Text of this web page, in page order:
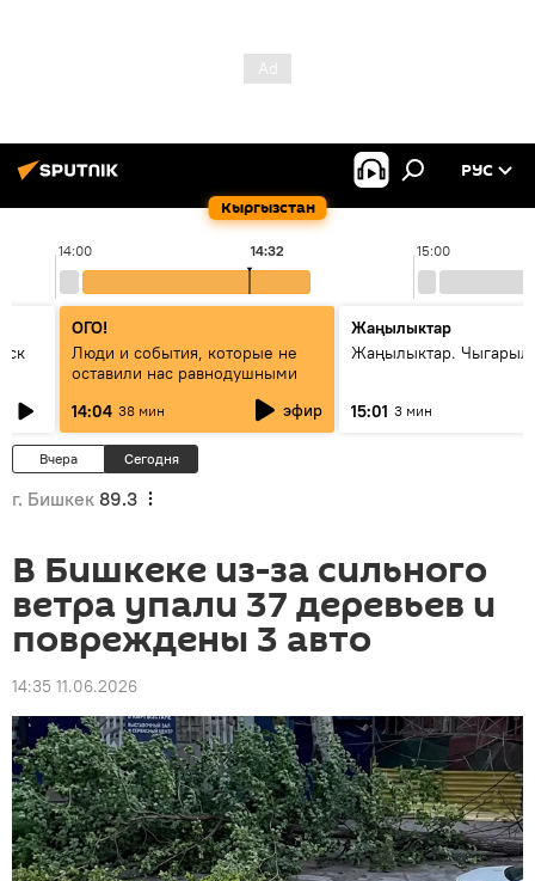
Кыргызстан
РУС
14:00 15:00
14:32
ОГО!
Люди и события, которые не
оставили нас равнодушными
14:04 38 мин эфир
Жаңылыктар
Жаңылыктар.
15:01 3 мин
Вчера Сегодня
г. Бишкек 89.3
В Бишкеке из-за сильного
ветра упали 37 деревьев и
повреждены 3 авто
14:35 11.06.2026